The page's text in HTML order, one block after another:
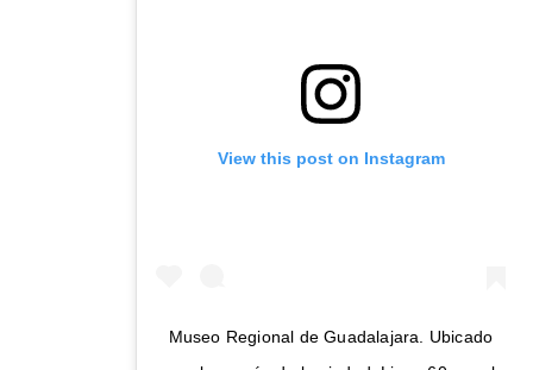
View this post on Instagram
Museo Regional de Guadalajara. Ubicado